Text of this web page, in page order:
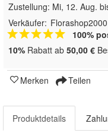
Zustellung: Mi, 12. Aug.
Verkäufer: Florashop2000
100%
10% Rabatt ab 50,00 €
Merken Teilen
Produktdetails